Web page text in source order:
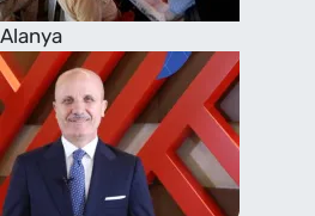
Alanya